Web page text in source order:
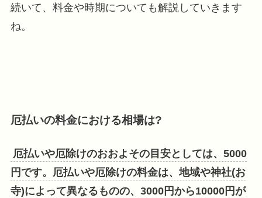
続いて、料金や時期についても解説していきます
ね。
厄払いの料金における相場は?
厄払いや厄除けのおおよその目安としては、5000
円です。厄払いや厄除けの料金は、地域や神社(お
寺)によって異なるものの、3000円から10000円が